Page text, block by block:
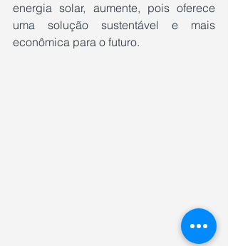
energia solar, aumente, pois oferece
uma solução sustentável e mais
econômica para o futuro.